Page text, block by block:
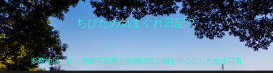
ちびたの気まぐれ日記２
多摩地区、特に高幡不動尊と昭和記念公園を中心にした散歩写真